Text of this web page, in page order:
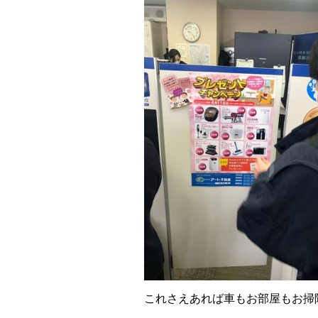
これさえあれば車もお部屋もお掃